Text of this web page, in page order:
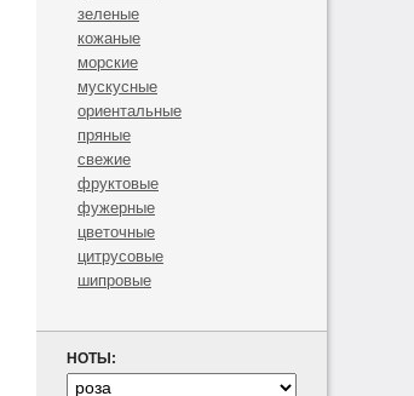
зеленые
кожаные
морские
мускусные
ориентальные
пряные
свежие
фруктовые
фужерные
цветочные
цитрусовые
шипровые
НОТЫ: